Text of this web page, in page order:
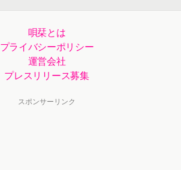
唄栞とは
プライバシーポリシー
運営会社
プレスリリース募集
スポンサーリンク